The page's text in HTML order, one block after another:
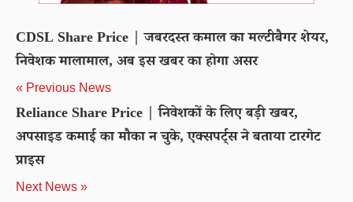
CDSL Share Price | जबरदस्त कमाल का मल्टीबैगर शेयर,
निवेशक मालामाल, अब इस खबर का होगा असर
« Previous News
Reliance Share Price | निवेशकों के लिए बड़ी खबर,
अपसाइड कमाई का मौका न चुके, एक्सपर्ट्स ने बताया टारगेट
प्राइस
Next News »